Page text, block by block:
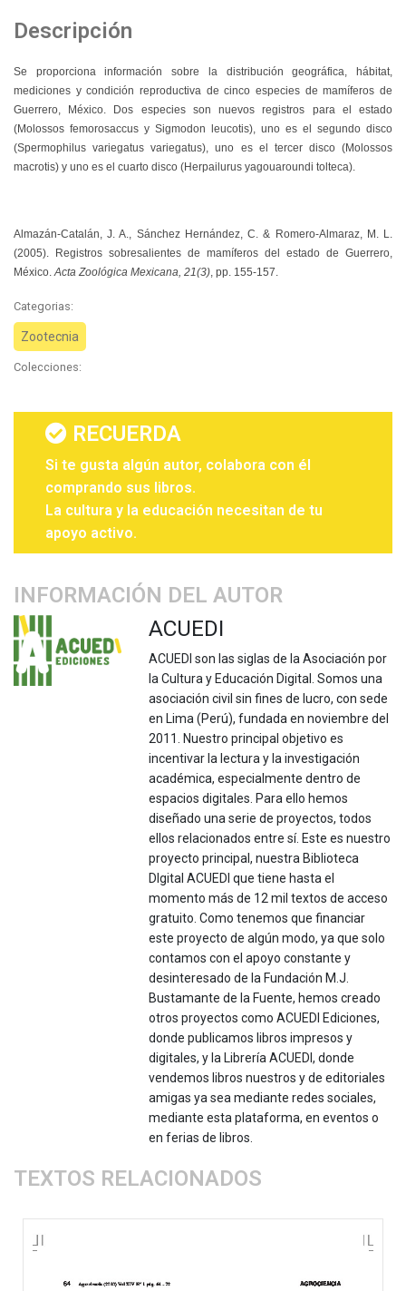
Descripción
Se proporciona información sobre la distribución geográfica, hábitat,
mediciones y condición reproductiva de cinco especies de mamíferos de
Guerrero, México. Dos especies son nuevos registros para el estado
(Molossos femorosaccus y Sigmodon leucotis), uno es el segundo disco
(Spermophilus variegatus variegatus), uno es el tercer disco (Molossos
macrotis) y uno es el cuarto disco (Herpailurus yagouaroundi tolteca).
Almazán-Catalán, J. A., Sánchez Hernández, C. & Romero-Almaraz, M. L.
(2005). Registros sobresalientes de mamíferos del estado de Guerrero,
México.Acta Zoológica Mexicana, 21(3), pp. 155-157.
Categorias:
Zootecnia
Colecciones:
RECUERDA
Si te gusta algún autor, colabora con él
comprando sus libros.
La cultura y la educación necesitan de tu
apoyo activo.
INFORMACIÓN DEL AUTOR
ACUEDI
ACUEDI son las siglas de la Asociación por
la Cultura y Educación Digital. Somos una
asociación civil sin fines de lucro, con sede
en Lima (Perú), fundada en noviembre del
2011. Nuestro principal objetivo es
incentivar la lectura y la investigación
académica, especialmente dentro de
espacios digitales. Para ello hemos
diseñado una serie de proyectos, todos
ellos relacionados entre sí. Este es nuestro
proyecto principal, nuestra Biblioteca
DIgital ACUEDI que tiene hasta el
momento más de 12 mil textos de acceso
gratuito. Como tenemos que financiar
este proyecto de algún modo, ya que solo
contamos con el apoyo constante y
desinteresado de la Fundación M.J.
Bustamante de la Fuente, hemos creado
otros proyectos como ACUEDI Ediciones,
donde publicamos libros impresos y
digitales, y la Librería ACUEDI, donde
vendemos libros nuestros y de editoriales
amigas ya sea mediante redes sociales,
mediante esta plataforma, en eventos o
en ferias de libros.
TEXTOS RELACIONADOS